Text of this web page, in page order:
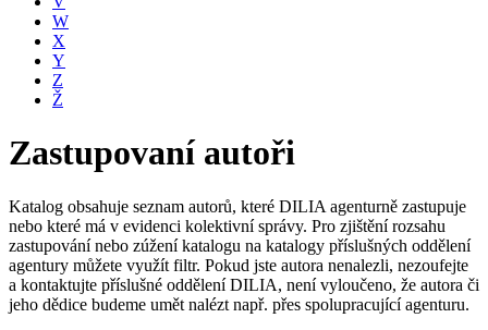
W
X
Y
Z
Ž
Zastupovaní autoři
Katalog obsahuje seznam autorů, které DILIA agenturně zastupuje
nebo které má v evidenci kolektivní správy. Pro zjištění rozsahu
zastupování nebo zúžení katalogu na katalogy příslušných oddělení
agentury můžete využít filtr. Pokud jste autora nenalezli, nezoufejte
a kontaktujte příslušné oddělení DILIA, není vyloučeno, že autora či
jeho dědice budeme umět nalézt např. přes spolupracující agenturu.